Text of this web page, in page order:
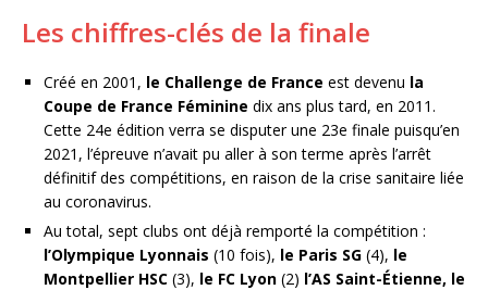
Les chiffres-clés de la finale
Créé en 2001, le Challenge de France est devenu la
Coupe de France Féminine dix ans plus tard, en 2011.
Cette 24e édition verra se disputer une 23e finale puisqu’en
2021, l’épreuve n’avait pu aller à son terme après l’arrêt
définitif des compétitions, en raison de la crise sanitaire liée
au coronavirus.
Au total, sept clubs ont déjà remporté la compétition :
l’Olympique Lyonnais (10 fois), le Paris SG (4), le
Montpellier HSC (3), le FC Lyon (2) l’AS Saint-Étienne, le